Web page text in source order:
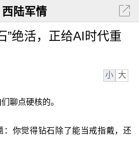
西陆军情
”绝活，正给AI时代重
小 大
聊点硬核的。
：你觉得钻石除了能当戒指戴，还